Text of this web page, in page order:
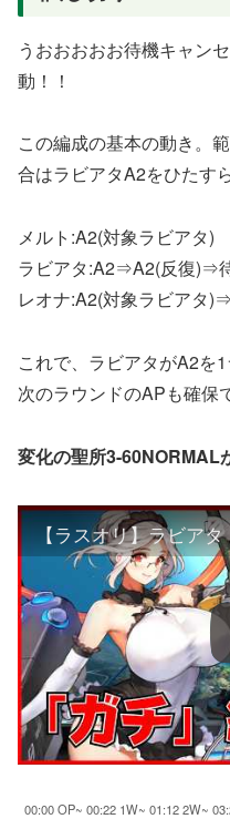
うおおおおお待機キャン
動！！
この編成の基本の動き。
合はラビアタA2をひたす
メルト:A2(対象ラビアタ)
ラビアタ:A2⇒A2(反復)⇒
レオナ:A2(対象ラビアタ
これで、ラビアタがA2を
次のラウンドのAPも確保
変化の聖所3-60NORMAL
00:00 OP~ 00:22 1W~ 01:12 2W~